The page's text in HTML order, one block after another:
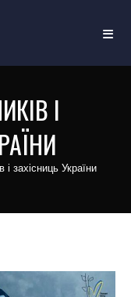
І
і захісниць України